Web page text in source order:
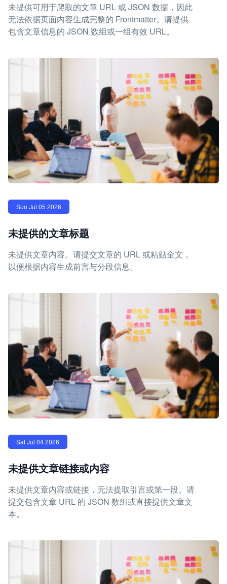
未提供可用于爬取的文章 URL 或 JSON 数据，因此
无法依据页面内容生成完整的 Frontmatter。请提供
包含文章信息的 JSON 数组或一组有效 URL。
Sun Jul 05 2026
未提供的文章标题
未提供文章内容。请提交文章的 URL 或粘贴全文，
以便根据内容生成前言与分段信息。
Sat Jul 04 2026
未提供文章链接或内容
未提供文章内容或链接，无法提取引言或第一段。请
提交包含文章 URL 的 JSON 数组或直接提供文章文
本。